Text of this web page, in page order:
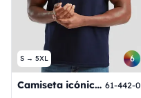
S → 5XL 6
Camiseta icónica de cuello en V de 150 61-442-0